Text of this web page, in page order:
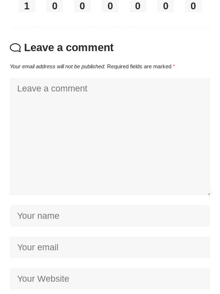
1 0 0 0 0 0 0
Leave a comment
Your email address will not be published. Required fields are marked *